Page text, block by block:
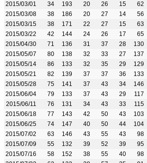
2015/03/01
34 193 20 26 15 62
2015/03/08
38 186 20 27 14 56
2015/03/15
38 171 22 27 15 63
2015/03/22
42 144 24 26 17 65
2015/04/30
71 136 31 37 28 130
2015/05/07
80 138 32 33 27 137
2015/05/14
86 133 32 35 29 129
2015/05/21
82 139 37 37 36 133
2015/05/28
75 141 37 43 34 146
2015/06/04
79 133 37 43 29 117
2015/06/11
76 131 34 43 33 115
2015/06/18
77 143 42 50 43 103
2015/06/25
74 147 40 50 44 104
2015/07/02
63 146 43 55 43 98
2015/07/09
55 132 39 52 39 95
2015/07/16
58 152 38 55 40 98